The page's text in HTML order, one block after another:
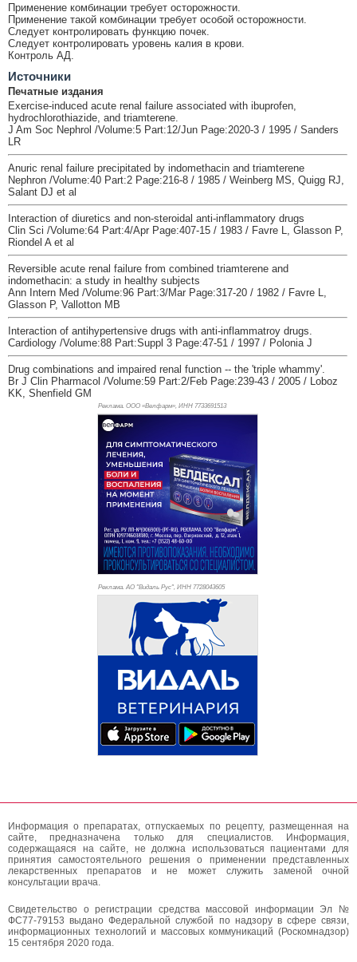
Применение комбинации требует осторожности.
Применение такой комбинации требует особой осторожности.
Следует контролировать функцию почек.
Следует контролировать уровень калия в крови.
Контроль АД.
Источники
Печатные издания
Exercise-induced acute renal failure associated with ibuprofen,
hydrochlorothiazide, and triamterene.
J Am Soc Nephrol /Volume:5 Part:12/Jun Page:2020-3 / 1995 / Sanders
LR
Anuric renal failure precipitated by indomethacin and triamterene
Nephron /Volume:40 Part:2 Page:216-8 / 1985 / Weinberg MS, Quigg RJ,
Salant DJ et al
Interaction of diuretics and non-steroidal anti-inflammatory drugs
Clin Sci /Volume:64 Part:4/Apr Page:407-15 / 1983 / Favre L, Glasson P,
Riondel A et al
Reversible acute renal failure from combined triamterene and
indomethacin: a study in healthy subjects
Ann Intern Med /Volume:96 Part:3/Mar Page:317-20 / 1982 / Favre L,
Glasson P, Vallotton MB
Interaction of antihypertensive drugs with anti-inflammatroy drugs.
Cardiology /Volume:88 Part:Suppl 3 Page:47-51 / 1997 / Polonia J
Drug combinations and impaired renal function -- the 'triple whammy'.
Br J Clin Pharmacol /Volume:59 Part:2/Feb Page:239-43 / 2005 / Loboz
KK, Shenfield GM
Реклама. ООО «Велфарм», ИНН 7733691513
Реклама. АО "Видаль Рус", ИНН 7728043605
Информация о препаратах, отпускаемых по рецепту, размещенная на
сайте, предназначена только для специалистов. Информация,
содержащаяся на сайте, не должна использоваться пациентами для
принятия самостоятельного решения о применении представленных
лекарственных препаратов и не может служить заменой очной
консультации врача.
Свидетельство о регистрации средства массовой информации Эл №
ФС77-79153 выдано Федеральной службой по надзору в сфере связи,
информационных технологий и массовых коммуникаций (Роскомнадзор)
15 сентября 2020 года.